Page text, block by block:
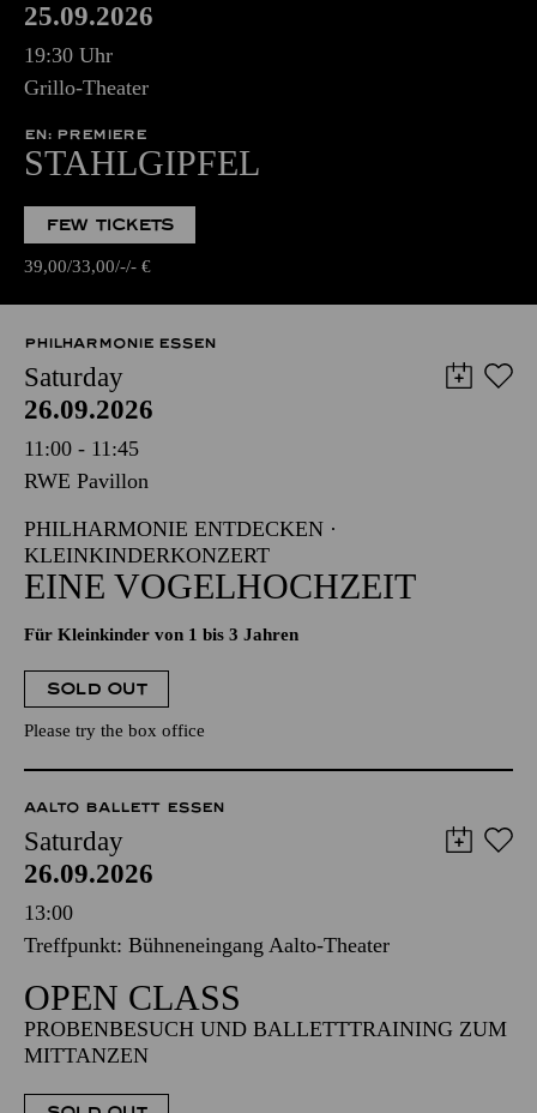
25.09.2026
19:30 Uhr
Grillo-Theater
EN: PREMIERE
STAHLGIPFEL
FEW TICKETS
39,00 33,00 - - €
PHILHARMONIE ESSEN
Saturday
26.09.2026
11:00 - 11:45
RWE Pavillon
PHILHARMONIE ENTDECKEN ·
KLEINKINDERKONZERT
EINE VOGELHOCHZEIT
Für Kleinkinder von 1 bis 3 Jahren
SOLD OUT
Please try the box office
AALTO BALLETT ESSEN
Saturday
26.09.2026
13:00
Treffpunkt: Bühneneingang Aalto-Theater
OPEN CLASS
PROBENBESUCH UND BALLETTTRAINING ZUM
MITTANZEN